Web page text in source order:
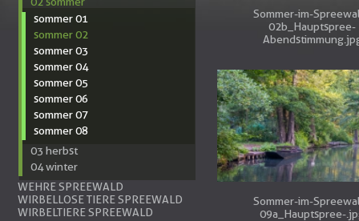
sommer 01
sommer 02
sommer 03
sommer 04
sommer 05
sommer 06
sommer 07
sommer 08
03 herbst
04 winter
WEHRE SPREEWALD
WIRBELLOSE TIERE SPREEWALD
WIRBELTIERE SPREEWALD
Sommer-im-
02b_Hauptspree-
Sommer-im-
09a_Hauptspree-